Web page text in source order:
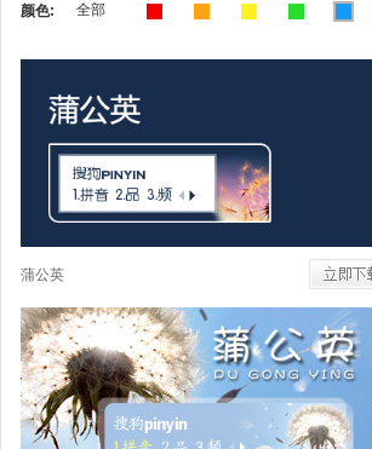
颜色: 全部
蒲公英